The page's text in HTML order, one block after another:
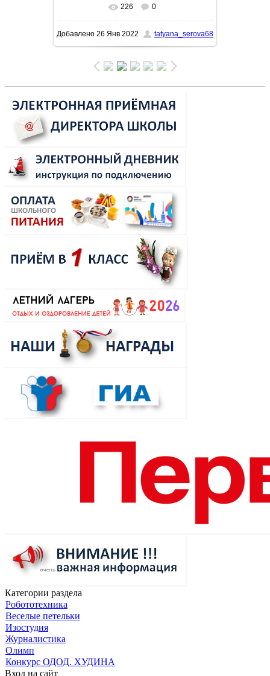
В реальном размере
129.6Kb
226 0
Добавлено 26 Янв 2022 tatyana_serova68
Категории раздела
Робототехника
Веселые петельки
Изостудия
Журналистика
Олимп
Конкурс ОДОД. ХУДИНА
Вход на сайт